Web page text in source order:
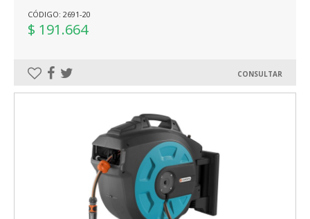
CÓDIGO: 2691-20
$ 191.664
CONSULTAR